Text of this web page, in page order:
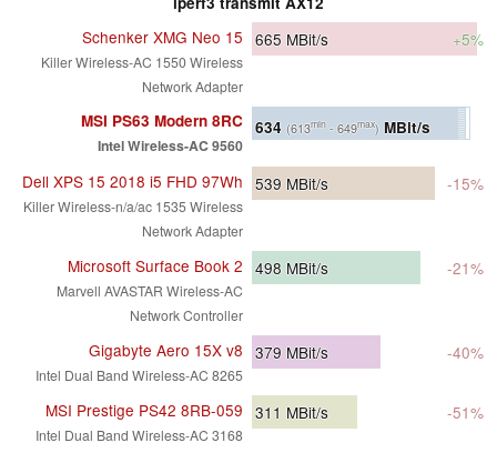
Schenker XMG Neo 15
Killer Wireless-AC 1550 Wireless
Network Adapter
665 MBit/s +5%
MSI PS63 Modern 8RC
Intel Wireless-AC 9560
634 (613min - 649max) MBit/s
Dell XPS 15 2018 i5 FHD 97Wh
Killer Wireless-n/a/ac 1535 Wireless
Network Adapter
539 MBit/s -15%
Microsoft Surface Book 2
Marvell AVASTAR Wireless-AC
Network Controller
498 MBit/s -21%
Gigabyte Aero 15X v8
Intel Dual Band Wireless-AC 8265
379 MBit/s -40%
MSI Prestige PS42 8RB-059
Intel Dual Band Wireless-AC 3168
311 MBit/s -51%